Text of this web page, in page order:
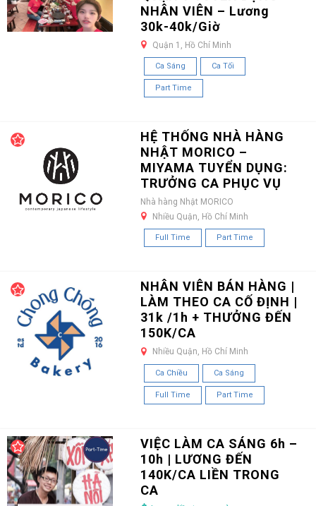
NHÂN VIÊN – Lương
30k-40k/Giờ
Quận 1, Hồ Chí Minh
Ca Sáng Ca Tối
Part Time
HỆ THỐNG NHÀ HÀNG
NHẬT MORICO –
MIYAMA TUYỂN DỤNG:
TRƯỞNG CA PHỤC VỤ
Nhà hàng Nhật MORICO
Nhiều Quận, Hồ Chí Minh
Full Time Part Time
NHÂN VIÊN BÁN HÀNG |
LÀM THEO CA CỐ ĐỊNH |
31k /1h + THƯỞNG ĐẾN
150K/CA
Nhiều Quận, Hồ Chí Minh
Ca Chiều Ca Sáng
Full Time Part Time
VIỆC LÀM CA SÁNG 6h –
10h | LƯƠNG ĐẾN
140K/CA LIỀN TRONG
CA